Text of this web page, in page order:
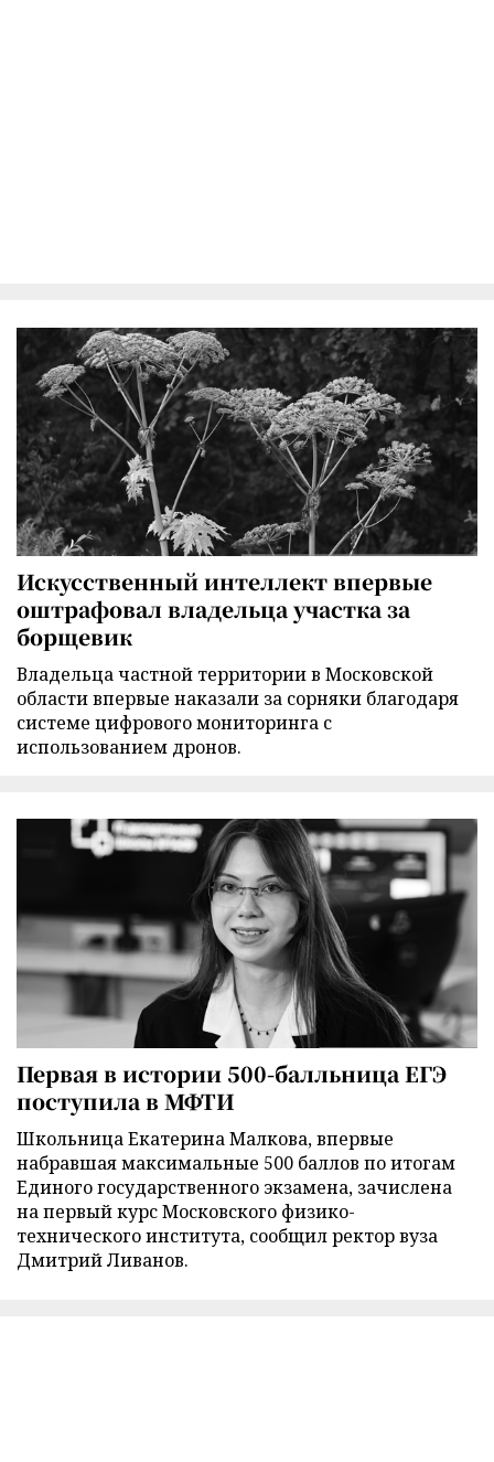
Искусственный интеллект впервые
оштрафовал владельца участка за
борщевик
Владельца частной территории в Московской
области впервые наказали за сорняки благодаря
системе цифрового мониторинга с
использованием дронов.
Первая в истории 500-балльница ЕГЭ
поступила в МФТИ
Школьница Екатерина Малкова, впервые
набравшая максимальные 500 баллов по итогам
Единого государственного экзамена, зачислена
на первый курс Московского физико-
технического института, сообщил ректор вуза
Дмитрий Ливанов.